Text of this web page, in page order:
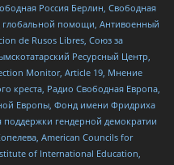
Россия Берлин, Свободная
глобальной помощи, Антивоенный
de Rusos Libres, Союз за
Ресурсный Центр,
Monitor, Article 19, Мнение
креста, Радио Свободная Европа,
Европы, Фонд имени Фридриха
гендерной демократии
American Councils for
of International Education,